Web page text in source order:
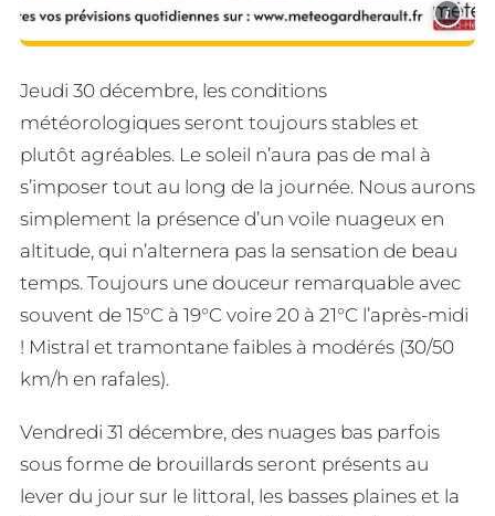
i
Jeudi 30 décembre, les conditions
météorologiques seront toujours stables et
plutôt agréables. Le soleil n’aura pas de mal à
s’imposer tout au long de la journée. Nous aurons
simplement la présence d’un voile nuageux en
altitude, qui n’alternera pas la sensation de beau
temps. Toujours une douceur remarquable avec
souvent de 15°C à 19°C voire 20 à 21°C l’après-midi
! Mistral et tramontane faibles à modérés (30/50
km/h en rafales).
Vendredi 31 décembre, des nuages bas parfois
sous forme de brouillards seront présents au
lever du jour sur le littoral, les basses plaines et la